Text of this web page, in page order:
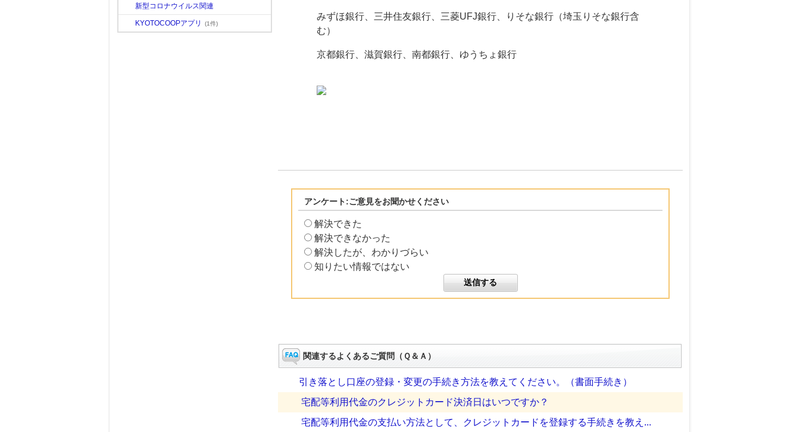
新型コロナウイルス関連
KYOTOCOOPアプリ (1件)
みずほ銀行、三井住友銀行、三菱UFJ銀行、りそな銀行（埼玉りそな銀行含
む）
京都銀行、滋賀銀行、南都銀行、ゆうちょ銀行
アンケート:ご意見をお聞かせください
解決できた
解決できなかった
解決したが、わかりづらい
知りたい情報ではない
関連するよくあるご質問（Ｑ＆Ａ）
引き落とし口座の登録・変更の手続き方法を教えてください。（書面手続き）
宅配等利用代金のクレジットカード決済日はいつですか？
宅配等利用代金の支払い方法として、クレジットカードを登録する手続きを教え...